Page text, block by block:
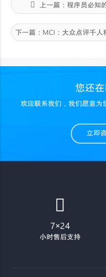
上一篇： 程序员必知
下一篇： MCI：大众点评千人
您还
欢迎联系我们，我们愿意为
立
7×24
小时售后支持